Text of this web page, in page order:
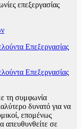
επεξεργασίας
Επεξεργασίας
Επεξεργασίας
τη συμφωνία
δυνατό για να
επομένως
απευθυνθείτε σε